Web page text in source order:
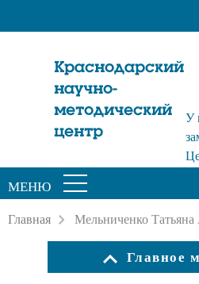
Краснодарский
научно-
методический
центр
У
МЕНЮ
Главная Мельниченко
Главное